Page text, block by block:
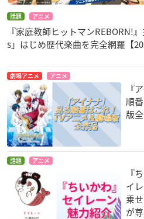
話題 アニメ
『家庭教師ヒットマンREBORN!
s」はじめ歴代楽曲を完全網羅【
劇場アニメ アニメ
『
順
版
話題 アニメ
『
イ
乗
が